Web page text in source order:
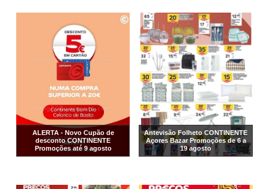
ALERTA - Novo Cupão de
desconto CONTINENTE
Promoções até 9 agosto
Antevisão Folheto CONTINENTE
Açores Bazar Promoções de 6 a
19 agosto